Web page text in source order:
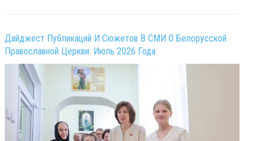
Дайджест Публикаций И Сюжетов В СМИ О Белорусской
Православной Церкви: Июль 2026 Года